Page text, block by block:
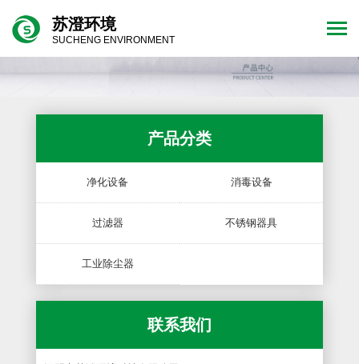
苏澄环境
SUCHENG ENVIRONMENT
产品分类
净化设备 消毒设备
过滤器 不锈钢器具
工业除尘器
联系我们